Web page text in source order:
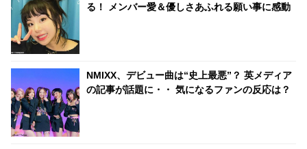
る！ メンバー愛＆優しさあふれる願い事に感動
NMIXX、デビュー曲は“史上最悪”？ 英メディア
の記事が話題に・・ 気になるファンの反応は？